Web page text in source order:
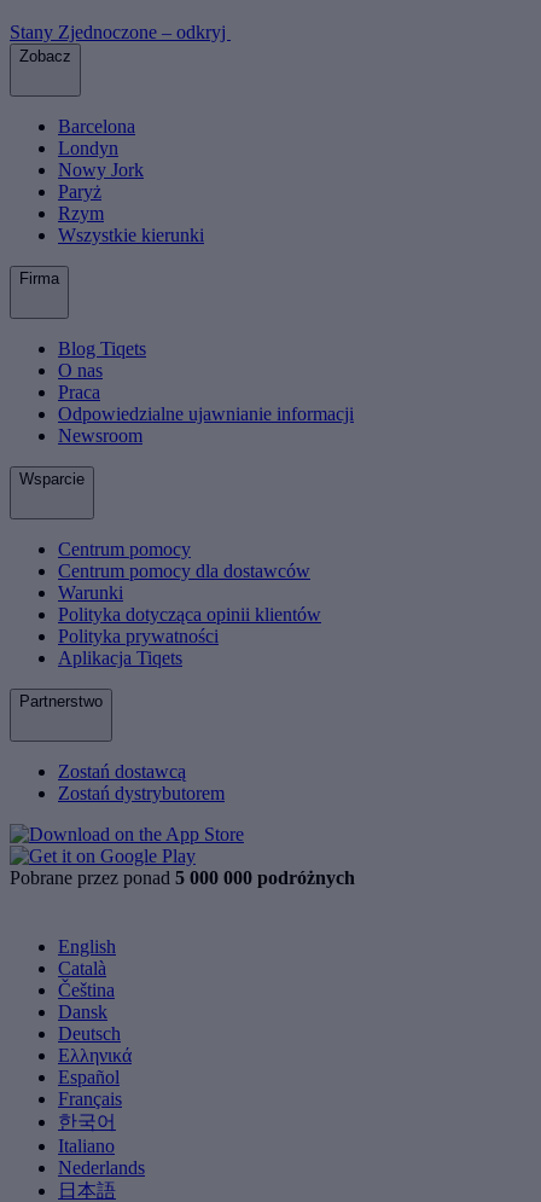
Stany Zjednoczone – odkryj
Zobacz
Barcelona
Londyn
Nowy Jork
Paryż
Rzym
Wszystkie kierunki
Firma
Blog Tiqets
O nas
Praca
Odpowiedzialne ujawnianie informacji
Newsroom
Wsparcie
Centrum pomocy
Centrum pomocy dla dostawców
Warunki
Polityka dotycząca opinii klientów
Polityka prywatności
Aplikacja Tiqets
Partnerstwo
Zostań dostawcą
Zostań dystrybutorem
Pobrane przez ponad 5 000 000 podróżnych
English
Català
Čeština
Dansk
Deutsch
Ελληνικά
Español
Français
한국어
Italiano
Nederlands
日本語